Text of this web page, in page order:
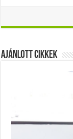
Ajánlott Cikkek